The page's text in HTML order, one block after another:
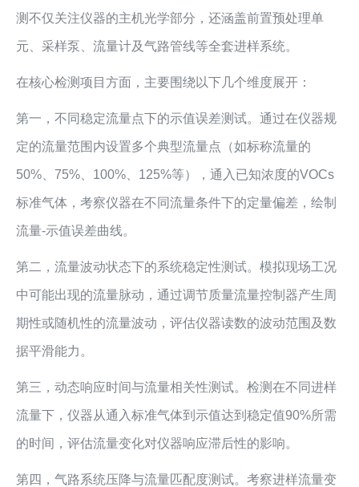
测不仅关注仪器的主机光学部分，还涵盖前置预处理单
元、采样泵、流量计及气路管线等全套进样系统。
在核心检测项目方面，主要围绕以下几个维度展开：
第一，不同稳定流量点下的示值误差测试。通过在仪器规
定的流量范围内设置多个典型流量点（如标称流量的
50%、75%、100%、125%等），通入已知浓度的VOCs
标准气体，考察仪器在不同流量条件下的定量偏差，绘制
流量-示值误差曲线。
第二，流量波动状态下的系统稳定性测试。模拟现场工况
中可能出现的流量脉动，通过调节质量流量控制器产生周
期性或随机性的流量波动，评估仪器读数的波动范围及数
据平滑能力。
第三，动态响应时间与流量相关性测试。检测在不同进样
流量下，仪器从通入标准气体到示值达到稳定值90%所需
的时间，评估流量变化对仪器响应滞后性的影响。
第四，气路系统压降与流量匹配度测试。考察进样流量变